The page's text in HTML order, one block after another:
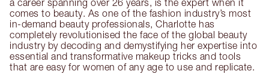
a career spanning over 26 years, is the expert when it
comes to beauty. As one of the fashion industry’s most
in-demand beauty professionals, Charlotte has
completely revolutionised the face of the global beauty
industry by decoding and demystifying her expertise into
essential and transformative makeup tricks and tools
that are easy for women of any age to use and replicate.